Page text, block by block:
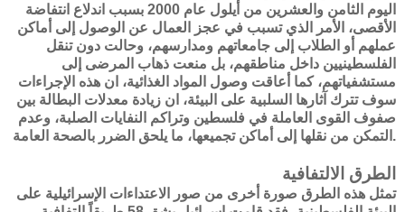
اليوم الثامن والعشرين من أيلول عام 2000 بسبب اندلاع انتفاضة
الأقصى، الأمر الذي تسبب في عجز العمال عن الوصول إلى أماكن
عملهم أو الطلاب إلى جامعاتهم ومدارسهم، وحالت دون تنقل
الفلسطينيين داخل مناطقهم، بل منعت ذهاب المرضى إلى
مستشفياتهم، كما أعاقت وصول المواد الغذائية، ان هذه الإجراءات
سوف تترك آثارها السلبية على البيئة، ان زيادة معدلات البطالة بين
صفوف القوى العاملة في فلسطين وتراكم النفايات الصلبة، وعدم
التمكن من نقلها إلى أماكن تجميعها، ما يلحق الضرر بالصحة العامة.
الطرق الالتفافية